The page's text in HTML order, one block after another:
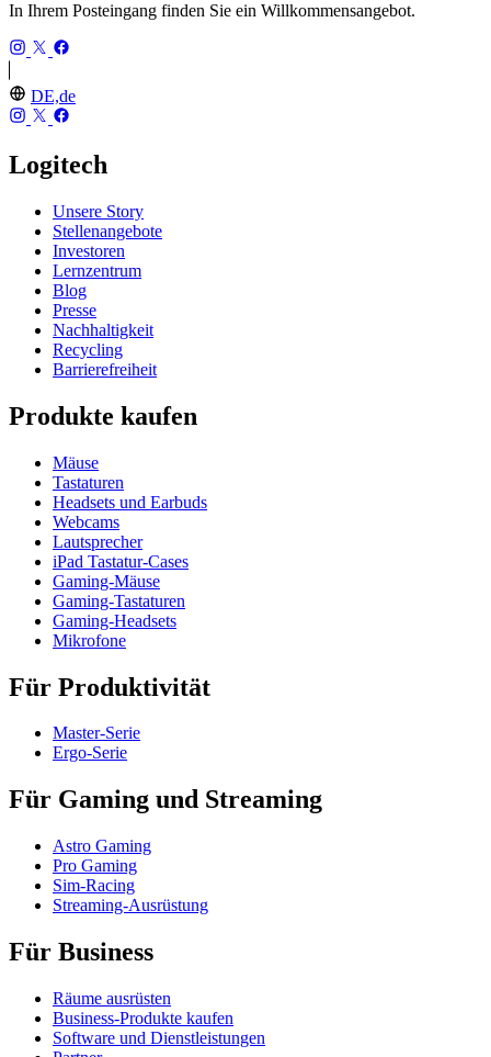
In Ihrem Posteingang finden Sie ein Willkommensangebot.
DE,de
Logitech
Unsere Story
Stellenangebote
Investoren
Lernzentrum
Blog
Presse
Nachhaltigkeit
Recycling
Barrierefreiheit
Produkte kaufen
Mäuse
Tastaturen
Headsets und Earbuds
Webcams
Lautsprecher
iPad Tastatur-Cases
Gaming-Mäuse
Gaming-Tastaturen
Gaming-Headsets
Mikrofone
Für Produktivität
Master-Serie
Ergo-Serie
Für Gaming und Streaming
Astro Gaming
Pro Gaming
Sim-Racing
Streaming-Ausrüstung
Für Business
Räume ausrüsten
Business-Produkte kaufen
Software und Dienstleistungen